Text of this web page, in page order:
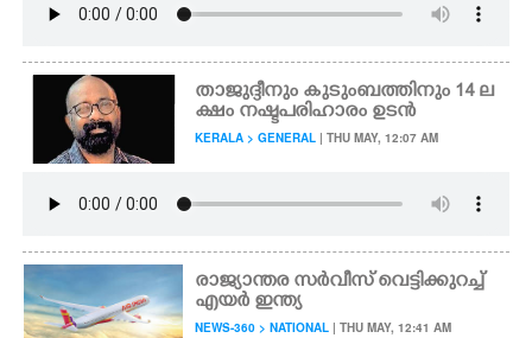
താജുദ്ദീനും കുടുംബത്തിനും 14 ല
ക്ഷം നഷ്ടപരിഹാരം ഉടൻ
KERALA > GENERAL | THU MAY, 12:07 AM
രാജ്യാന്തര സർവീസ് വെട്ടിക്കുറച്ച്
എയർ ഇന്ത്യ
NEWS-360 > NATIONAL | THU MAY, 12:41 AM